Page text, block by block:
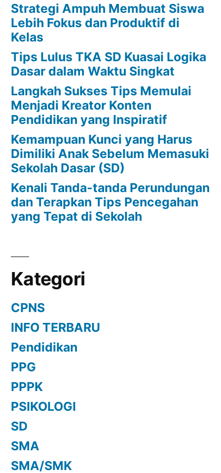
Strategi Ampuh Membuat Siswa
Lebih Fokus dan Produktif di
Kelas
Tips Lulus TKA SD Kuasai Logika
Dasar dalam Waktu Singkat
Langkah Sukses Tips Memulai
Menjadi Kreator Konten
Pendidikan yang Inspiratif
Kemampuan Kunci yang Harus
Dimiliki Anak Sebelum Memasuki
Sekolah Dasar (SD)
Kenali Tanda-tanda Perundungan
dan Terapkan Tips Pencegahan
yang Tepat di Sekolah
Kategori
CPNS
INFO TERBARU
Pendidikan
PPG
PPPK
PSIKOLOGI
SD
SMA
SMA/SMK